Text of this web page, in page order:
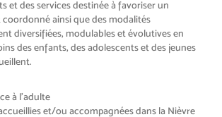
et des services destinée à favoriser un
ainsi que des modalités
diversifiées, modulables et évolutives en
des enfants, des adolescents et des jeunes
à l’adulte
et/ou accompagnées dans la Nièvre